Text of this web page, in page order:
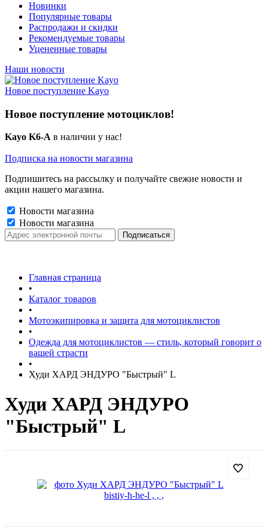
Новинки
Популярные товары
Распродажи и скидки
Рекомендуемые товары
Уцененные товары
Наши новости
Новое поступление Kayo
Новое поступление мотоциклов!
Kayo K6-A в наличии у нас!
Подписка на новости магазина
Подпишитесь на рассылку и получайте свежие новости и
акции нашего магазина.
Новости магазина
Новости магазина
Главная страница
•
Каталог товаров
•
Мотоэкипировка и защита для мотоциклистов
•
Одежда для мотоциклистов — стиль, который говорит о
вашей страсти
•
Худи ХАРД ЭНДУРО "Быстрый" L
Худи ХАРД ЭНДУРО
"Быстрый" L